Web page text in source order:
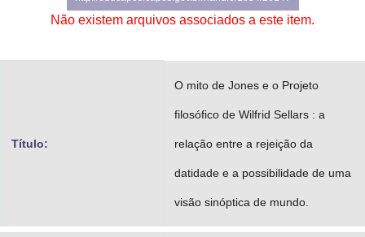
Banco Central do Brasil
Planalto
Não existem arquivos associados a este item.
Título:
O mito de Jones e o Projeto
filosófico de Wilfrid Sellars : a
relação entre a rejeição da
datidade e a possibilidade de uma
visão sinóptica de mundo.